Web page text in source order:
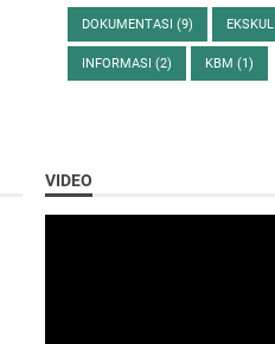
DOKUMENTASI (9) EKSKUL
INFORMASI (2) KBM (1)
VIDEO